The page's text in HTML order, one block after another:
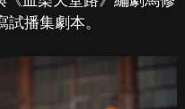
試播集劇本。